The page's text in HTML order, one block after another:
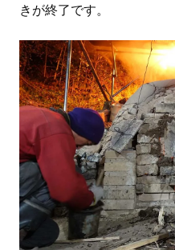
きが終了です。